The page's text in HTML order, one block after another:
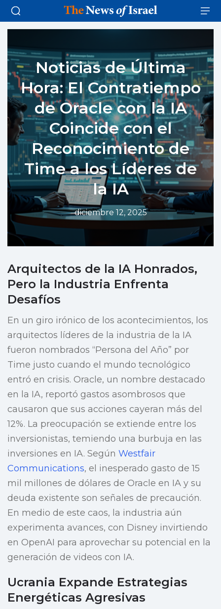
Noticias de Última
Hora: El Contratiempo
de Oracle con la IA
Coincide con el
Reconocimiento de
Time a los Líderes de
la IA
diciembre 12, 2025
Arquitectos de la IA Honrados,
Pero la Industria Enfrenta
Desafíos
En un giro irónico de los acontecimientos, los
arquitectos líderes de la industria de la IA
fueron nombrados “Persona del Año” por
Time justo cuando el mundo tecnológico
entró en crisis. Oracle, un nombre destacado
en la IA, reportó gastos asombrosos que
causaron que sus acciones cayeran más del
12%. La preocupación se extiende entre los
inversionistas, temiendo una burbuja en las
inversiones en IA. Según Westfair
Communications, el inesperado gasto de 15
mil millones de dólares de Oracle en IA y su
deuda existente son señales de precaución.
En medio de este caos, la industria aún
experimenta avances, con Disney invirtiendo
en OpenAI para aprovechar su potencial en la
generación de videos con IA.
Ucrania Expande Estrategias
Energéticas Agresivas